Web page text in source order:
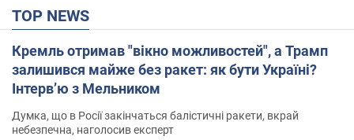
TOP NEWS
Кремль отримав "вікно можливостей", а Трамп
залишився майже без ракет: як бути Україні?
Інтерв’ю з Мельником
Думка, що в Росії закінчаться балістичні ракети, вкрай
небезпечна, наголосив експерт